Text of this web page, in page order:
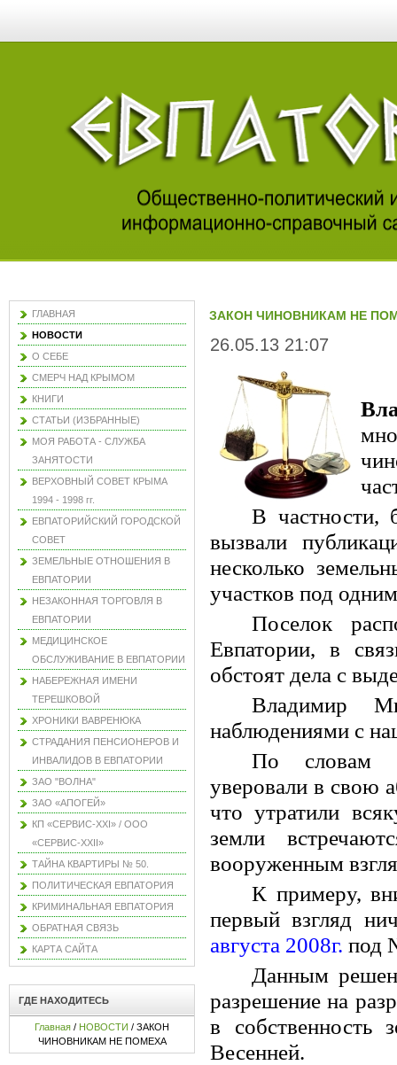
ГЛАВНАЯ
НОВОСТИ
О СЕБЕ
СМЕРЧ НАД КРЫМОМ
КНИГИ
СТАТЬИ (ИЗБРАННЫЕ)
МОЯ РАБОТА - СЛУЖБА
ЗАНЯТОСТИ
ВЕРХОВНЫЙ СОВЕТ КРЫМА
1994 - 1998 гг.
ЕВПАТОРИЙСКИЙ ГОРОДСКОЙ
СОВЕТ
ЗЕМЕЛЬНЫЕ ОТНОШЕНИЯ В
ЕВПАТОРИИ
НЕЗАКОННАЯ ТОРГОВЛЯ В
ЕВПАТОРИИ
МЕДИЦИНСКОЕ
ОБСЛУЖИВАНИЕ В ЕВПАТОРИИ
НАБЕРЕЖНАЯ ИМЕНИ
ТЕРЕШКОВОЙ
ХРОНИКИ ВАВРЕНЮКА
СТРАДАНИЯ ПЕНСИОНЕРОВ И
ИНВАЛИДОВ В ЕВПАТОРИИ
ЗАО "ВОЛНА"
ЗАО «АПОГЕЙ»
КП «СЕРВИС-XXI» / ООО
«СЕРВИС-XXII»
ТАЙНА КВАРТИРЫ № 50.
ПОЛИТИЧЕСКАЯ ЕВПАТОРИЯ
КРИМИНАЛЬНАЯ ЕВПАТОРИЯ
ОБРАТНАЯ СВЯЗЬ
КАРТА САЙТА
ГДЕ НАХОДИТЕСЬ
Главная / НОВОСТИ / ЗАКОН
ЧИНОВНИКАМ НЕ ПОМЕХА
ЗАКОН ЧИНОВНИКАМ НЕ
26.05.13 21:07
В частности,
вызвали
несколько
участков под
Поселок
Евпатории, в
обстоят дела с
Владимир
наблюдениями с
По словам
уверовали в свою
что утратили
земли
вооруженным
К примеру,
первый взгляд
августа 2008г. под
Данным
разрешение на
в собственность
Весенней.